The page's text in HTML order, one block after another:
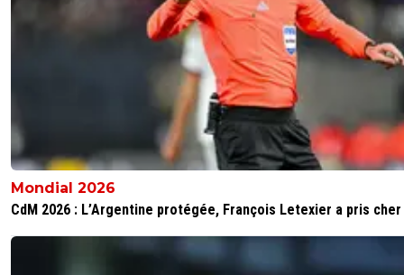
Mondial 2026
CdM 2026 : L’Argentine protégée, François Letexier a pris cher